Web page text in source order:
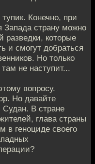
Конечно, при
Запада страну можно
разведки, которые
и смогут добраться
Но только
не наступит...
вопросу.
Но давайте
В стране
глава страны
в геноциде своего